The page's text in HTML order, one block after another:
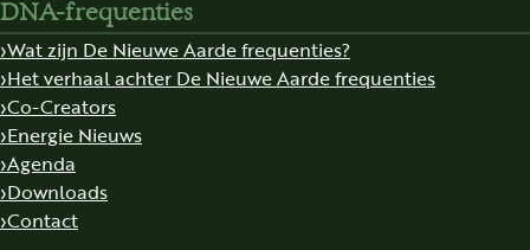
DNA-frequenties
Wat zijn De Nieuwe Aarde frequenties?
Het verhaal achter De Nieuwe Aarde frequenties
Co-Creators
Energie Nieuws
Agenda
Downloads
Contact